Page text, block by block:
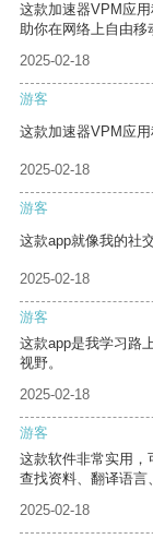
这款加速器VPM应
助你在网络上自由移
2025-02-18
游客
这款加速器VPM应
2025-02-18
游客
这款app就像我的社
2025-02-18
游客
这款app是我学习路
视野。
2025-02-18
游客
这款软件非常实用，
查找资料、翻译语言
2025-02-18